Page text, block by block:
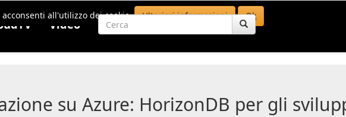
all'utilizzo dei cookie. Ulteriori informazioni Ok
Video
su Azure: HorizonDB per gli